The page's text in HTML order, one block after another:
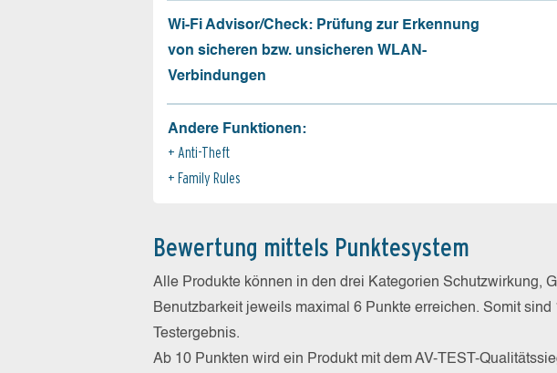
Wi-Fi Advisor/Check: Prüfung zur Erkennung
von sicheren bzw. unsicheren WLAN-
Verbindungen
Andere Funktionen:
Anti-Theft
Family Rules
Bewertung mittels Punktesystem
Alle Produkte können in den drei Kategorien Schutzwirkung,
Benutzbarkeit jeweils maximal 6 Punkte erreichen. Somit
Testergebnis.
Ab 10 Punkten wird ein Produkt mit dem AV-TEST-